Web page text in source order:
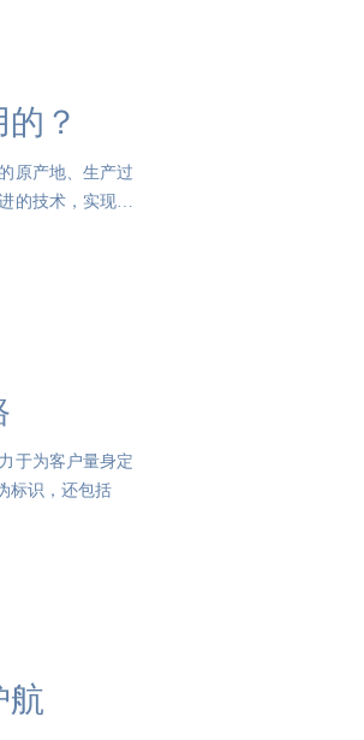
？
原产地、生产过
的技术，实现对
于为客户量身定
标识，还包括
航